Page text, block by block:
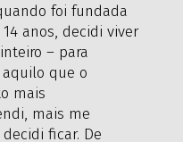
foi fundada
anos, decidi viver
– para
que o
mais
mais me
ficar. De